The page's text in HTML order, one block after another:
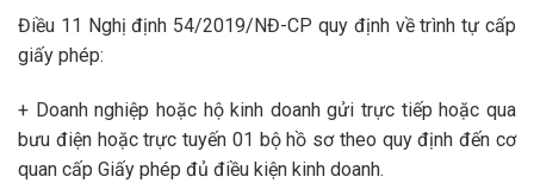
Điều 11 Nghị định 54/2019/NĐ-CP quy định về trình tự cấp
giấy phép:
+ Doanh nghiệp hoặc hộ kinh doanh gửi trực tiếp hoặc qua
bưu điện hoặc trực tuyến 01 bộ hồ sơ theo quy định đến cơ
quan cấp Giấy phép đủ điều kiện kinh doanh.